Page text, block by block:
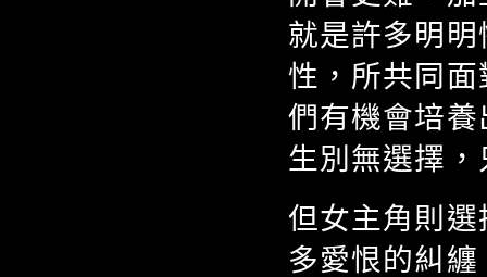
就是許多明
性，所共同
們有機會培
生別無選擇
但女主角則
多愛恨的糾